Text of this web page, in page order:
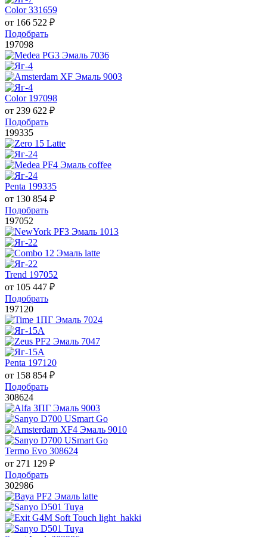
Color 331659
от 166 522 ₽
Подобрать
197098
Color 197098
от 239 622 ₽
Подобрать
199335
Penta 199335
от 130 854 ₽
Подобрать
197052
Trend 197052
от 105 447 ₽
Подобрать
197120
Penta 197120
от 158 854 ₽
Подобрать
308624
Termo Evo 308624
от 271 129 ₽
Подобрать
302986